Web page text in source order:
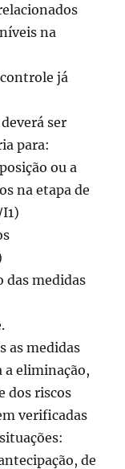
na
já
ser
para:
ou a
na etapa de
das medidas
as medidas
a eliminação,
dos riscos
verificadas
de